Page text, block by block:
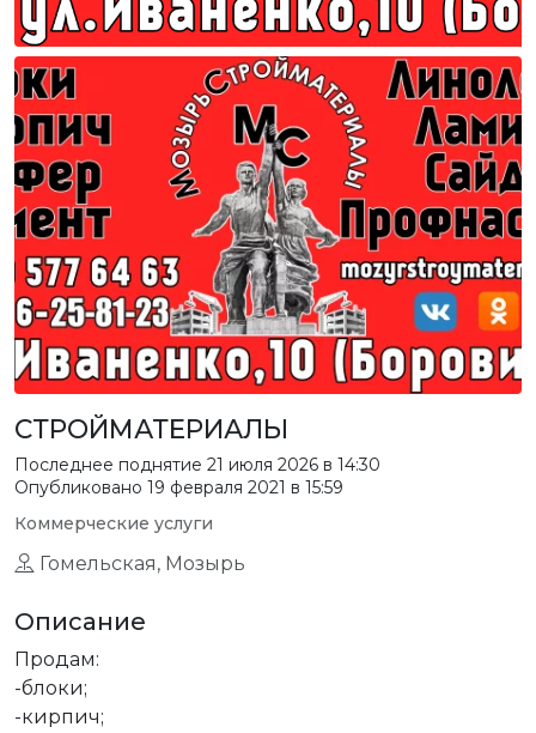
СТРОЙМАТЕРИАЛЫ
Последнее поднятие 21 июля 2026 в 14:30
Опубликовано 19 февраля 2021 в 15:59
Коммерческие услуги
Гомельская, Мозырь
Описание
Продам:
-блоки;
-кирпич;